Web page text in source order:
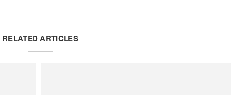
RELATED ARTICLES